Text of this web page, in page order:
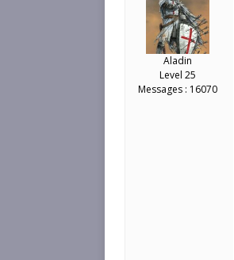
Aladin
Level 25
Messages : 16070